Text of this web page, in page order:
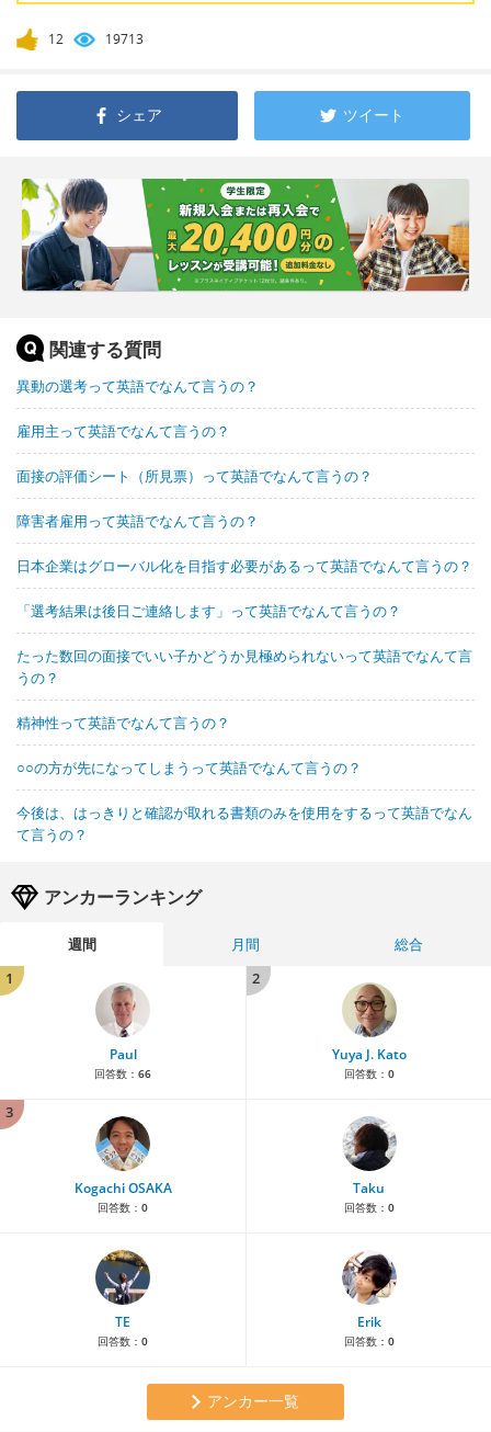
12 19713
シェア ツイート
関連する質問
異動の選考って英語でなんて言うの？
雇用主って英語でなんて言うの？
面接の評価シート（所見票）って英語でなんて言うの？
障害者雇用って英語でなんて言うの？
日本企業はグローバル化を目指す必要があるって英語でなんて言うの？
「選考結果は後日ご連絡します」って英語でなんて言うの？
たった数回の面接でいい子かどうか見極められないって英語でなんて言
うの？
精神性って英語でなんて言うの？
○○の方が先になってしまうって英語でなんて言うの？
今後は、はっきりと確認が取れる書類のみを使用をするって英語でなん
て言うの？
アンカーランキング
週間 月間
総合
1
Paul
回答数： 66
2
Yuya J. Kato
回答数： 0
3
Kogachi OSAKA
回答数： 0
Taku
回答数： 0
TE
回答数： 0
Erik
回答数： 0
アンカー一覧